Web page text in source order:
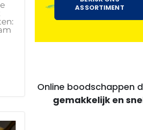
ASSORTIMENT
Online boodschappen
voor voordelige